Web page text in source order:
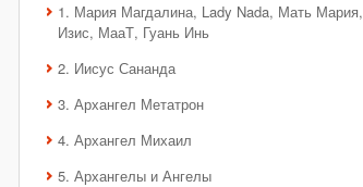
1. Мария Магдалина, Lady Nada, Мать Мария,
Изис, МааТ, Гуань Инь
2. Иисус Сананда
3. Архангел Метатрон
4. Архангел Михаил
5. Архангелы и Ангелы